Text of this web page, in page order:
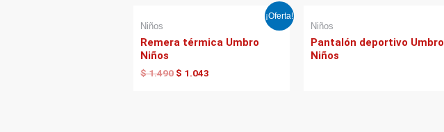
¡Oferta!
Niños
Remera térmica Umbro
Niños
$1.490
era:
$ 1.043
es:
Niños
Pantalón deportivo Umbro
Niños